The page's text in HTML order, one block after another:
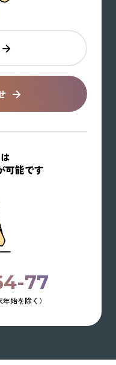
可能です
77
始を除く）